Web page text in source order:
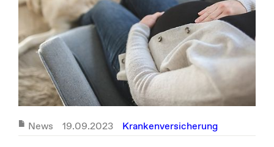
News 19.09.2023 Krankenversicherung